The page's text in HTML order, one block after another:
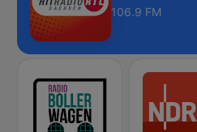
106.9 FM